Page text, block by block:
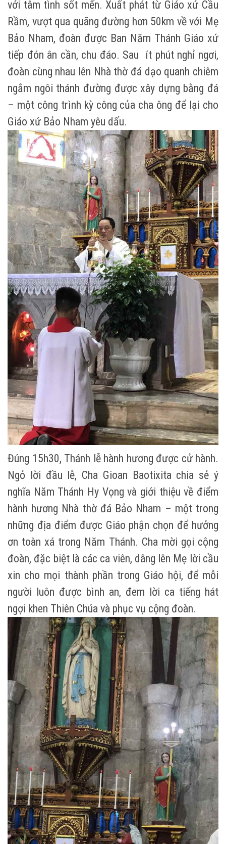
với tâm tình sốt mến. Xuất phát từ Giáo xứ Cầu
Rầm, vượt qua quãng đường hơn 50km về với Mẹ
Bảo Nham, đoàn được Ban Năm Thánh Giáo xứ
tiếp đón ân cần, chu đáo. Sau ít phút nghỉ ngơi,
đoàn cùng nhau lên Nhà thờ đá dạo quanh chiêm
ngắm ngôi thánh đường được xây dựng bằng đá
– một công trình kỳ công của cha ông để lại cho
Giáo xứ Bảo Nham yêu dấu.
Đúng 15h30, Thánh lễ hành hương được cử hành.
Ngỏ lời đầu lễ, Cha Gioan Baotixita chia sẻ ý
nghĩa Năm Thánh Hy Vọng và giới thiệu về điểm
hành hương Nhà thờ đá Bảo Nham – một trong
những địa điểm được Giáo phận chọn để hưởng
ơn toàn xá trong Năm Thánh. Cha mời gọi cộng
đoàn, đặc biệt là các ca viên, dâng lên Mẹ lời cầu
xin cho mọi thành phần trong Giáo hội, để mỗi
người luôn được bình an, đem lời ca tiếng hát
ngợi khen Thiên Chúa và phục vụ cộng đoàn.